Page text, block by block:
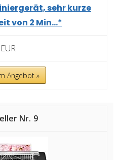
sehr kurze
von 2 Min...*
Angebot »
9